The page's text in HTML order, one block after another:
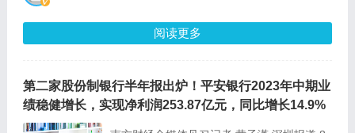
阅读更多
第二家股份制银行半年报出炉！平安银行2023年中期业
绩稳健增长，实现净利润253.87亿元，同比增长14.9%